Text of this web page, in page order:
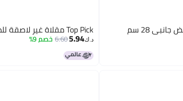
Top Pick مقلاة غير لاصقة للطبخ بالحث
د.ك‏5.94
6.60خصم 9%